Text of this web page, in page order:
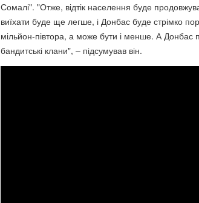
Сомалі". "Отже, відтік населення буде
виїхати буде ще легше, і Донбас буде стрімко
мільйон-півтора, а може бути і менше. А Донбас
бандитські клани", – підсумував він.